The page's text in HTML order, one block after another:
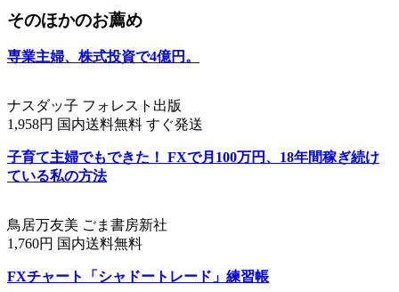
そのほかのお薦め
専業主婦、株式投資で4億円。
ナスダッ子 フォレスト出版
1,958円 国内送料無料 すぐ発送
子育て主婦でもできた！ FXで月100万円、18年間稼ぎ続け
ている私の方法
鳥居万友美 ごま書房新社
1,760円 国内送料無料
FXチャート「シャドートレード」練習帳